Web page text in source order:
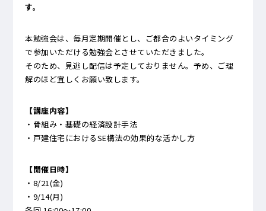
す。
本勉強会は、毎月定期開催とし、ご都合のよいタイミング
で参加いただける勉強会とさせていただきました。
そのため、見逃し配信は予定しておりません。予め、ご理
解のほど宜しくお願い致します。
【講座内容】
・骨組み・基礎の経済設計手法
・戸建住宅におけるSE構法の効果的な活かし方
【開催日時】
・8/21(金)
・9/14(月)